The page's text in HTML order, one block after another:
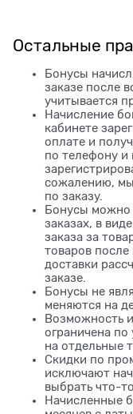
Остальные
Бонусы
заказе после
учитывается
Начисление
кабинете
оплате и
по телефону
сожалению,
по заказу.
Бонусы можно
заказах, в
заказа за
товаров после
доставки
заказе.
Бонусы не
меняются на
Возможность
ограничена
на отдельные
Скидки по
исключают
выбрать что-
Начисленные